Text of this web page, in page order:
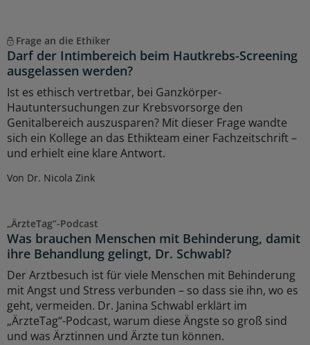
Frage an die Ethiker
Darf der Intimbereich beim Hautkrebs-Screening
ausgelassen werden?
Ist es ethisch vertretbar, bei Ganzkörper-
Hautuntersuchungen zur Krebsvorsorge den
Genitalbereich auszusparen? Mit dieser Frage wandte
sich ein Kollege an das Ethikteam einer Fachzeitschrift –
und erhielt eine klare Antwort.
Von Dr. Nicola Zink
„ÄrzteTag“-Podcast
Was brauchen Menschen mit Behinderung, damit
ihre Behandlung gelingt, Dr. Schwabl?
Der Arztbesuch ist für viele Menschen mit Behinderung
mit Angst und Stress verbunden – so dass sie ihn, wo es
geht, vermeiden. Dr. Janina Schwabl erklärt im
„ÄrzteTag“-Podcast, warum diese Ängste so groß sind
und was Ärztinnen und Ärzte tun können.